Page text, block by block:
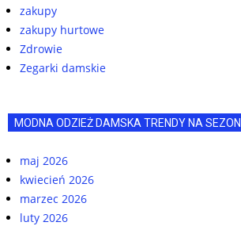
zakupy
zakupy hurtowe
Zdrowie
Zegarki damskie
MODNA ODZIEŻ DAMSKA TRENDY NA SEZON
maj 2026
kwiecień 2026
marzec 2026
luty 2026